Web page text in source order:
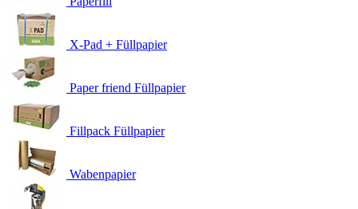
X-Pad + Füllpapier
Paper friend Füllpapier
Fillpack Füllpapier
Wabenpapier